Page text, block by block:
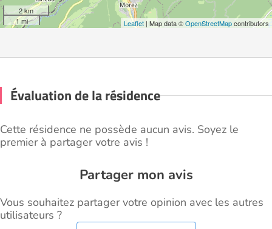
2 km
1 mi
Leaflet | Map data ©OpenStreetMapcontributors
Évaluation de la résidence
Cette résidence ne possède aucun avis. Soyez le
premier à partager votre avis !
Partager mon avis
Vous souhaitez partager votre opinion avec les autres
utilisateurs ?